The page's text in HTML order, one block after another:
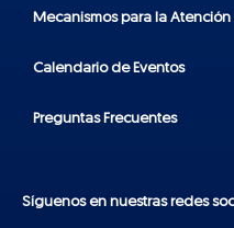
Mecanismos para la
Calendario de Eventos
Preguntas Frecuentes
Síguenos en nuestras redes